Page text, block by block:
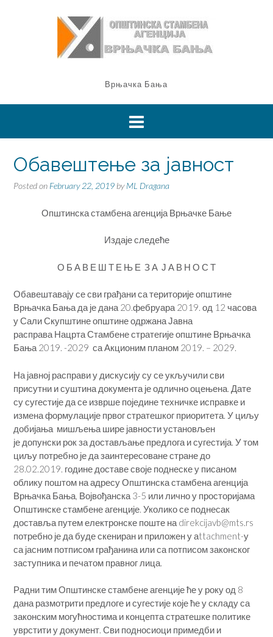
Врњачка Бања
Обавештење за јавност
Posted on February 22, 2019 byML Dragana
Општинска стамбена агенција Врњачке Бање
Издаје следеће
О Б А В Е Ш Т Е Њ Е З А Ј А В Н О С Т
Обавештавају се сви грађани са територије општине
Врњачка Бања да је дана 20.фебруара 2019. од 12 часова
у Сали Скупштине општине одржана Јавна
расправа Нацрта Стамбене стратегије општине Врњачка
Бања 2019. -2029 са Акционим планом 2019. – 2029.
На јавној расправи у дискусију су се укључили сви
присутни и суштина документа је одлично оцењена. Дате
су сугестије да се изврше поједине техничке исправке и
измена формулације првог стратешког приоритета. У циљу
добијања мишљења шире јавности установљен
је допунски рок за достављање предлога и сугестија. У том
циљу потребно је да заинтересоване стране до
28.02.2019. године доставе своје поднеске у писаном
облику поштом на адресу Општинска стамбена агенција
Врњачка Бања, Војвођанска 3-5 или лично у просторијама
Општинске стамбене агенције. Уколико се поднесак
доставља путем електронске поште на direkcijavb@mts.rs
потребно је да буде скениран и приложен у аttachment-у
са јасним потписом грађанина или са потписом законског
заступника и печатом правног лица.
Радни тим Општинске стамбене агенције ће у року од 8
дана размотрити предлоге и сугестије које ће у складу са
законским могућностима и концепта стратешке политике
уврстити у документ. Сви подносиоци примедби и